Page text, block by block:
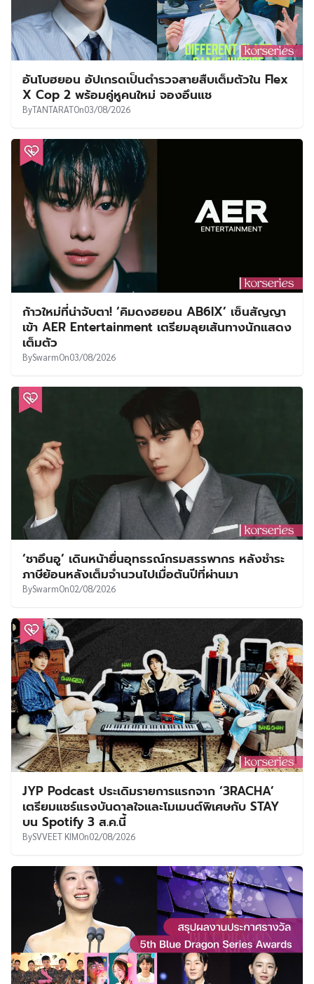
อันโบฮยอน อัปเกรดเป็นตำรวจสายสืบเต็มตัวใน Flex
X Cop 2 พร้อมคู่หูคนใหม่ จองอึนแช
ByTANTARATOn03/08/2026
ก้าวใหม่ที่น่าจับตา! ‘คิมดงฮยอน AB6IX’ เซ็นสัญญา
เข้า AER Entertainment เตรียมลุยเส้นทางนักแสดง
เต็มตัว
BySwarmOn03/08/2026
‘ชาอึนอู’ เดินหน้ายื่นอุทธรณ์กรมสรรพากร หลังชำระ
ภาษีย้อนหลังเต็มจำนวนไปเมื่อต้นปีที่ผ่านมา
BySwarmOn02/08/2026
JYP Podcast ประเดิมรายการแรกจาก ‘3RACHA’
เตรียมแชร์แรงบันดาลใจและโมเมนต์พิเศษกับ STAY
บน Spotify 3 ส.ค.นี้
BySVVEET KIMOn02/08/2026